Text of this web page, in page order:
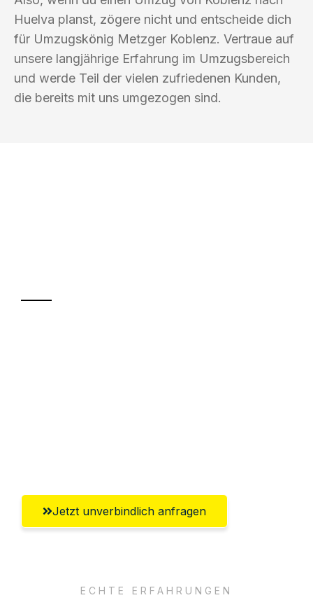
Huelva planst, zögere nicht und entscheide dich
für Umzugskönig Metzger Koblenz. Vertraue auf
unsere langjährige Erfahrung im Umzugsbereich
und werde Teil der vielen zufriedenen Kunden,
die bereits mit uns umgezogen sind.
Jetzt unverbindlich anfragen
ECHTE ERFAHRUNGEN